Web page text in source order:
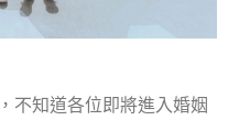
不知道各位即將進入婚姻